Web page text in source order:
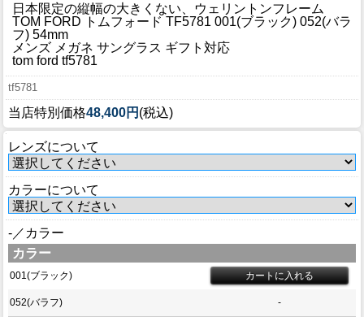
BLOG
COMPANY
インフォメーション
INFORMATION
日本限定の縦幅の大きくない、ウェリントンフレーム
TOM FORD トムフォード TF5781 001(ブラック) 052(バラ
フ) 54mm
メンズ メガネ サングラス ギフト対応
tom ford tf5781
tf5781
当店特別価格48,400円 (税込)
レンズについて
カラーについて
-／カラー
カラー
001(ブラック)
052(バラフ) -